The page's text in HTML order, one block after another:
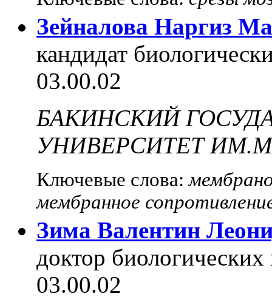
Зейналова Наргиз
кандидат
03.00.02
БАКИНСКИЙ
УНИВЕРСИТЕТ
Ключевые слова:
мембранное
Зима Валентин
доктор
03.00.02